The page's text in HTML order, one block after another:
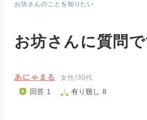
お坊さんのことを知りたい
お坊さんに質問
あにゃまる 女性/30代
回答 1 有り難し 8